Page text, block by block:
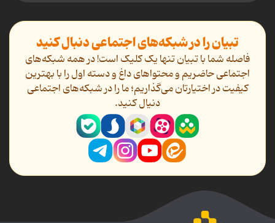
تبیان را در شبکه‌های اجتماعی دنبال کنید
فاصله شما با تبیان تنها یک کلیک است! در همه شبکه‌های
اجتماعی حاضریم و محتواهای داغ و دسته اول را با بهترین
کیفیت در اختیارتان می‌گذاریم؛ ما را در شبکه‌های اجتماعی
دنیال کنید.